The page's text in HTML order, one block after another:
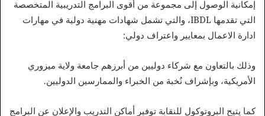
إمكانية الوصول إلى مجموعة من أقوى البرامج التدريبية المتخصصة
التي تقدمها IBDL، والتي تشمل شهادات مهنية دولية في مهارات
ادارة الاعمال بمعايير واعتراف دولي:
وذلك بالتعاون مع شركاء دوليين من أبرزهم جامعة ولاية ميزوري
الأمريكية، وبإشراف نُخبة من الخبراء والممارسين الدوليين.
كما يتيح البروتوكول للنقابة توفير أماكن التدريب والإعلان عن البرامج